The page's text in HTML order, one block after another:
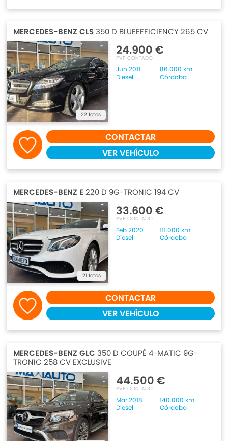
MERCEDES-BENZ CLS 350 D BLUEEFFICIENCY 265 CV
22 fotos
24.900 €
PVP CONTADO
Jun 2011
86.000 km
Diesel
Córdoba
CONTACTAR
VER VEHÍCULO
MERCEDES-BENZ E 220 D 9G-TRONIC 194 CV
21 fotos
33.600 €
PVP CONTADO
Feb 2020
111.000 km
Diesel
Córdoba
CONTACTAR
VER VEHÍCULO
MERCEDES-BENZ GLC 350 D COUPÉ 4-MATIC 9G-
TRONIC 258 CV EXCLUSIVE
44.500 €
PVP CONTADO
Mar 2018
140.000 km
Diesel
Córdoba